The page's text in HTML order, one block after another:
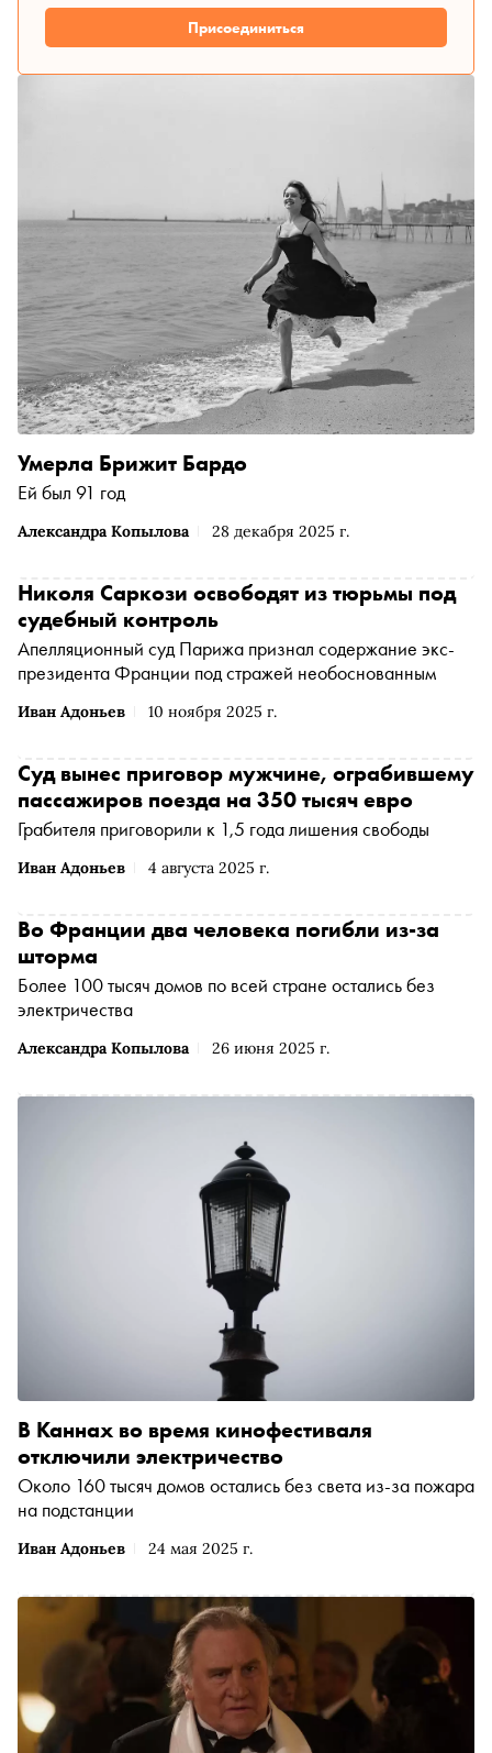
Присоединиться
Александра Копылова 28 декабря 2025 г.
Умерла Брижит Бардо
Ей был 91 год
Иван Адоньев 10 ноября 2025 г.
Николя Саркози освободят из тюрьмы под
судебный контроль
Апелляционный суд Парижа признал содержание экс-
президента Франции под стражей необоснованным
Иван Адоньев 4 августа 2025 г.
Суд вынес приговор мужчине, ограбившему
пассажиров поезда на 350 тысяч евро
Грабителя приговорили к 1,5 года лишения свободы
Александра Копылова 26 июня 2025 г.
Во Франции два человека погибли из-за
шторма
Более 100 тысяч домов по всей стране остались без
электричества
Иван Адоньев 24 мая 2025 г.
В Каннах во время кинофестиваля
отключили электричество
Около 160 тысяч домов остались без света из-за пожара
на подстанции